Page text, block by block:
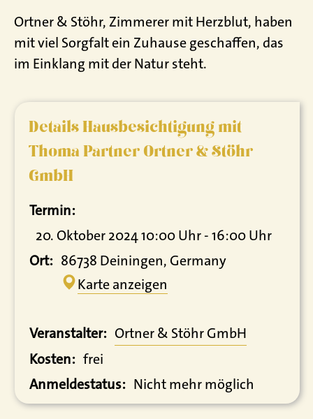
Ortner & Stöhr, Zimmerer mit Herzblut, haben
mit viel Sorgfalt ein Zuhause geschaffen, das
im Einklang mit der Natur steht.
Details Hausbesichtigung mit
Thoma Partner Ortner & Stöhr
GmbH
Termin:
20. Oktober 2024 10:00 Uhr - 16:00 Uhr
Ort: 86738 Deiningen, Germany
Karte anzeigen
Veranstalter: Ortner & Stöhr GmbH
Kosten: frei
Anmeldestatus: Nicht mehr möglich